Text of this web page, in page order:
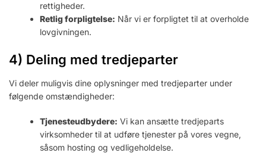
rettigheder.
Retlig forpligtelse: Når vi er forpligtet til at overholde
lovgivningen.
4) Deling med tredjeparter
Vi deler muligvis dine oplysninger med tredjeparter under
følgende omstændigheder:
Tjenesteudbydere: Vi kan ansætte tredjeparts
virksomheder til at udføre tjenester på vores vegne,
såsom hosting og vedligeholdelse.